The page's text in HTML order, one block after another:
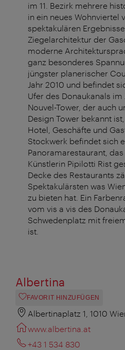
im 11. Bezirk mehrere
in ein neues Wohnviertel
spektakulären
Ziegelarchitektur der
moderne
ganz besonderes
jüngster planerischer
Jahr 2010 und befindet
Ufer des Donaukanals
Nouvel-Tower, der auch
Design Tower bekannt
Hotel, Geschäfte und
Stockwerk befindet sich
Panoramarestaurant,
Künstlerin Pipilotti Rist
Decke des Restaurants
Spektakulärsten was
zu bieten hat. Ein
vom vis a vis des
Schwedenplatz mit
ist.
Albertina
FAVORIT HINZUFÜGEN
Albertinaplatz 1, 1010
www.albertina.at
+43 1 534 830